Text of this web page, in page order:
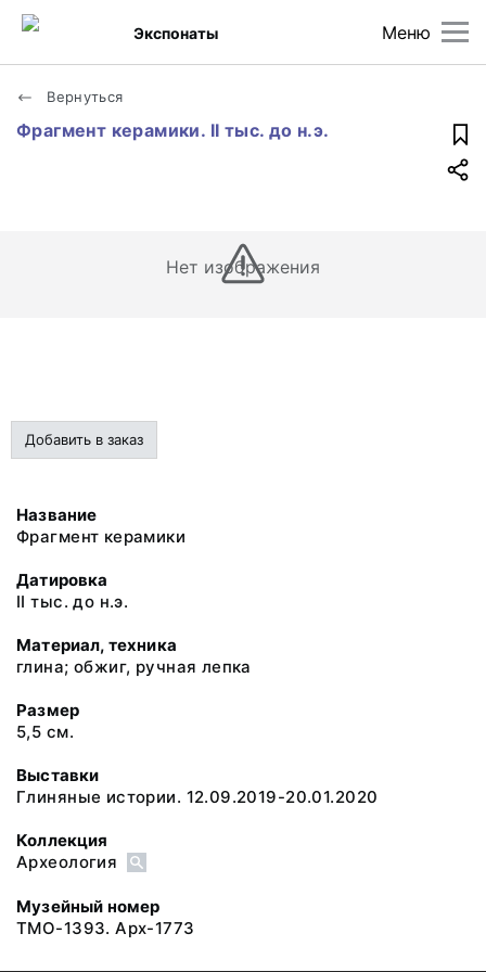
Меню
Экспонаты
Вернуться
Фрагмент керамики. II тыс. до н.э.
Нет изображения
Добавить в заказ
Название
Фрагмент керамики
Датировка
II тыс. до н.э.
Материал, техника
глина; обжиг, ручная лепка
Размер
5,5 см.
Выставки
Глиняные истории. 12.09.2019-20.01.2020
Коллекция
Археология
Музейный номер
ТМО-1393. Арх-1773